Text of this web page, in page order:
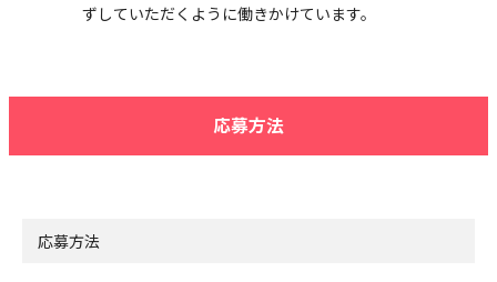
ずしていただくように働きかけています。
応募方法
応募方法